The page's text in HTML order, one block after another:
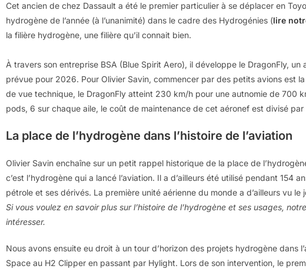
Cet ancien de chez Dassault a été le premier particulier à se déplacer en
hydrogène de l’année (à l’unanimité) dans le cadre des Hydrogénies (lire
la filière hydrogène, une filière qu’il connait bien.
À travers son entreprise BSA (Blue Spirit Aero), il développe le DragonFly,
prévue pour 2026. Pour Olivier Savin, commencer par des petits avions est
de vue technique, le DragonFly atteint 230 km/h pour une autnomie de 700
pods, 6 sur chaque aile, le coût de maintenance de cet aéronef est divisé
La place de l’hydrogène dans l’histoire de l’aviation
Olivier Savin enchaîne sur un petit rappel historique de la place de
c’est l’hydrogène qui a lancé l’aviation. Il a d’ailleurs été utilisé pendant 154
pétrole et ses dérivés. La première unité aérienne du monde a d’ailleurs vu le
Si vous voulez en savoir plus sur l’histoire de l’hydrogène et ses usages, notre
intéresser.
Nous avons ensuite eu droit à un tour d’horizon des projets hydrogène dans
Space au H2 Clipper en passant par Hylight. Lors de son intervention, le